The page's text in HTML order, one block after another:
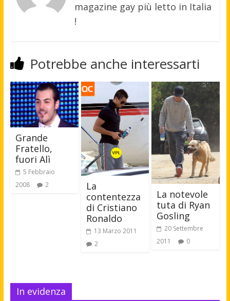
magazine gay più letto in Italia
!
Potrebbe anche interessarti
Grande
Fratello,
fuori Alì
5 Febbraio
2008
2
La
contentezza
di Cristiano
Ronaldo
13 Marzo 2011
2
La notevole
tuta di Ryan
Gosling
20 Settembre
2011
0
In evidenza